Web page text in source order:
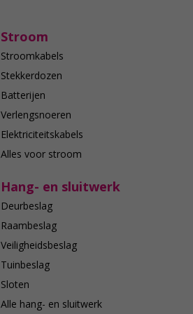
Stroom
Stroomkabels
Stekkerdozen
Batterijen
Verlengsnoeren
Elektriciteitskabels
Alles voor stroom
Hang- en sluitwerk
Deurbeslag
Raambeslag
Veiligheidsbeslag
Tuinbeslag
Sloten
Alle hang- en sluitwerk